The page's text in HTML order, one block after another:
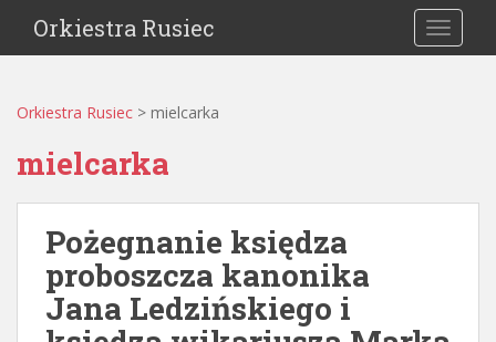
Orkiestra Rusiec
Orkiestra Rusiec > mielcarka
mielcarka
Pożegnanie księdza
proboszcza kanonika
Jana Ledzińskiego i